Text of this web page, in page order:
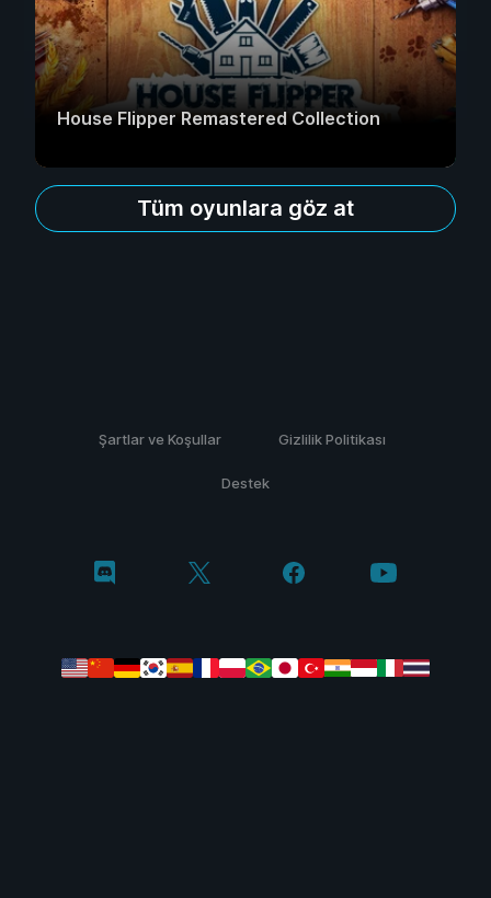
House Flipper Remastered Collection
Tüm oyunlara göz at
Şartlar ve Koşullar Gizlilik Politikası
Destek